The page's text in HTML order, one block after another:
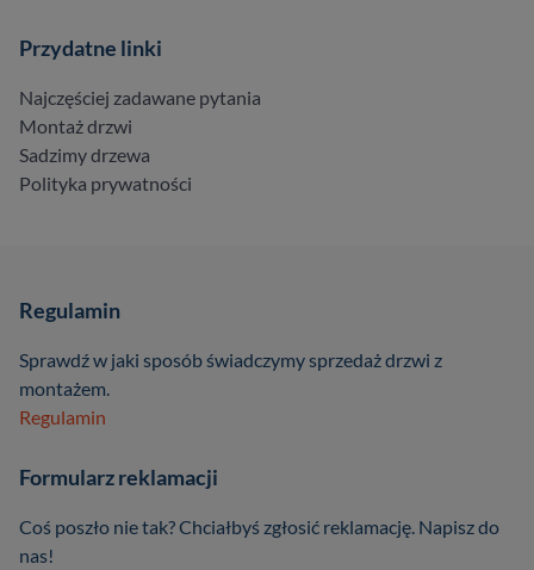
Przydatne linki
Najczęściej zadawane pytania
Montaż drzwi
Sadzimy drzewa
Polityka prywatności
Regulamin
Sprawdź w jaki sposób świadczymy sprzedaż drzwi z
montażem.
Regulamin
Formularz reklamacji
Coś poszło nie tak? Chciałbyś zgłosić reklamację. Napisz do
nas!